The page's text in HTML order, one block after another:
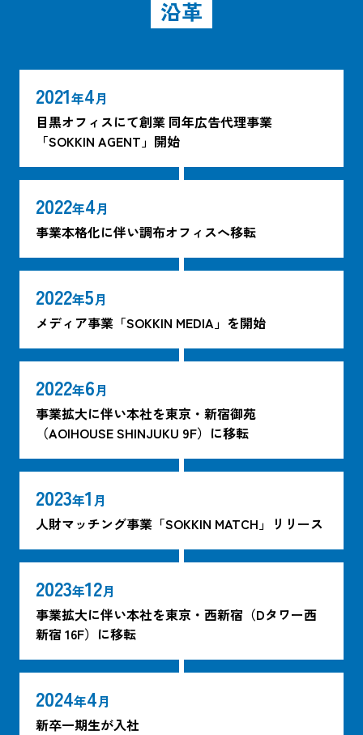
沿革
2021年4月
目黒オフィスにて創業 同年広告代理事業
「SOKKIN AGENT」開始
2022年4月
事業本格化に伴い調布オフィスへ移転
2022年5月
メディア事業「SOKKIN MEDIA」を開始
2022年6月
事業拡大に伴い本社を東京・新宿御苑
（AOIHOUSE SHINJUKU 9F）に移転
2023年1月
人財マッチング事業「SOKKIN MATCH」リリース
2023年12月
事業拡大に伴い本社を東京・西新宿（Dタワー西
新宿 16F）に移転
2024年4月
新卒一期生が入社